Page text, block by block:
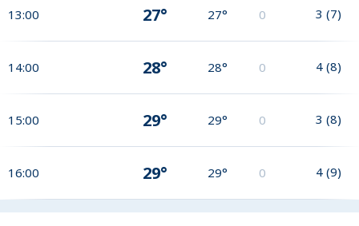
13:00 27° 27° 0 3 (7)
14:00 28° 28° 0 4 (8)
15:00 29° 29° 0 3 (8)
16:00 29° 29° 0 4 (9)